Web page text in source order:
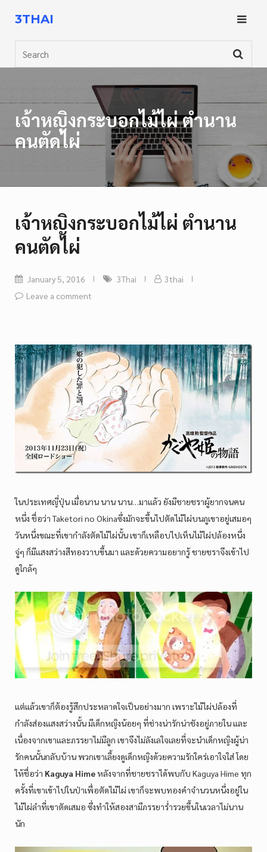
content
3THAI
เจ้าหญิงกระบอกไม้ไผ่ ตำนาน
คนตัดไผ่
เจ้าหญิงกระบอกไม้ไผ่ ตำนาน
คนตัดไผ่
January 5, 2016 3Thai
3thai
Leave a comment
ในประเทศญี่ปุ่น เมื่อนาน นาน นาน…มาแล้ว ยังมีชายชราผู้ยากจนคน
หนึ่ง ชื่อว่า Taketori no Okinaซึ่งมักจะขึ้นไปตัดไม้ไผ่บนภูเขาอยู่เสมอๆ
วันหนึ่งขณะที่เขากำลังตัดไม้ไผ่นั้น เขาก็เหลือบไปเห็นไม้ไผ่ปล้องหนึ่ง
จู่ๆ ก็มีแสงสว่างสีทองวาบขึ้นมา และด้วยความอยากรู้ ชายชราจึงเข้าไป
ดูใกล้ๆ
แต่แล้วเขาก็ต้องรู้สึกประหลาดใจเป็นอย่างมาก เพราะไม้ไผ่ปล้องที่
กำลังส่องแสงสว่างนั้น มีเด็กหญิงน้อยๆ ที่ช่างน่ารักน่าชังอยู่ภายใน และ
เนื่องจากเขาและภรรยาไม่มีลูก เขาจึงไม่ลังเลใจเลยที่จะนำเด็กหญิงผู้น่า
รักคนนั้นกลับบ้าน พวกเขาเลี้ยงดูเด็กหญิงด้วยความรักใคร่เอาใจใส่ โดย
ให้ชื่อว่า Kaguya Himeหลังจากที่ชายชราได้พบกับ Kaguya Hime ทุก
ครั้งที่เขาเข้าไปในป่าเพื่อตัดไม้ไผ่ เขาก็จะพบทองคำจำนวนหนึ่งอยู่ใน
ไม้ไผ่ลำที่เขาตัดเสมอ ซึ่งทำให้สองสามีภรรยาร่ำรวยขึ้นในเวลาไม่นาน
นัก